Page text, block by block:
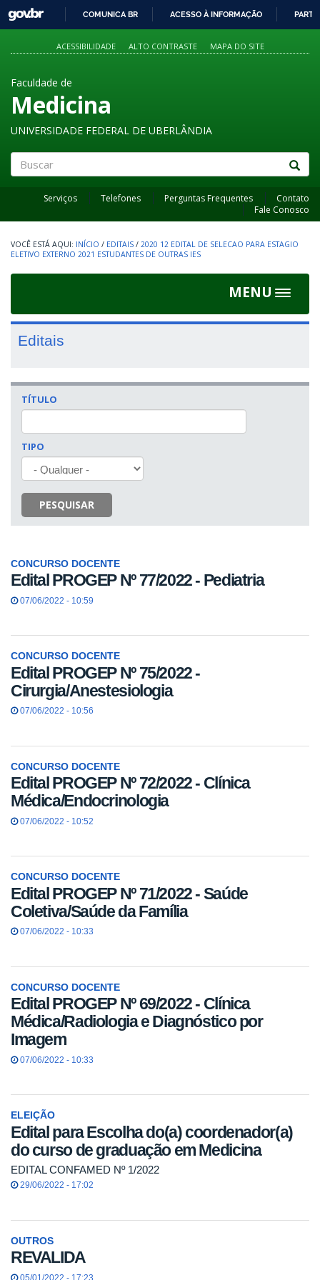
PARA
O
GOVBR
COMUNICA BR ACESSO À INFORMAÇÃO
ACESSIBILIDADE ALTO CONTRASTE MAPA DO SITE
Faculdade de
Medicina
UNIVERSIDADE FEDERAL DE UBERLÂNDIA
Serviços Telefones Perguntas Frequentes
Contato
Fale Conosco
INÍCIO / EDITAIS / 2020 12 EDITAL DE SELECAO PARA ESTAGIO
ELETIVO EXTERNO 2021 ESTUDANTES DE OUTRAS IES
MENU
Toggle
Editais
TÍTULO
TIPO
PESQUISAR
CONCURSO DOCENTE
Edital PROGEP Nº 77/2022 - Pediatria
07/06/2022 - 10:59
CONCURSO DOCENTE
Edital PROGEP Nº 75/2022 -
Cirurgia/Anestesiologia
07/06/2022 - 10:56
CONCURSO DOCENTE
Edital PROGEP Nº 72/2022 - Clínica
Médica/Endocrinologia
07/06/2022 - 10:52
CONCURSO DOCENTE
Edital PROGEP Nº 71/2022 - Saúde
Coletiva/Saúde da Família
07/06/2022 - 10:33
CONCURSO DOCENTE
Edital PROGEP Nº 69/2022 - Clínica
Médica/Radiologia e Diagnóstico por
Imagem
07/06/2022 - 10:33
ELEIÇÃO
Edital para Escolha do(a) coordenador(a)
do curso de graduação em Medicina
EDITAL CONFAMED Nº 1/2022
29/06/2022 - 17:02
OUTROS
REVALIDA
05/01/2022 - 17:23